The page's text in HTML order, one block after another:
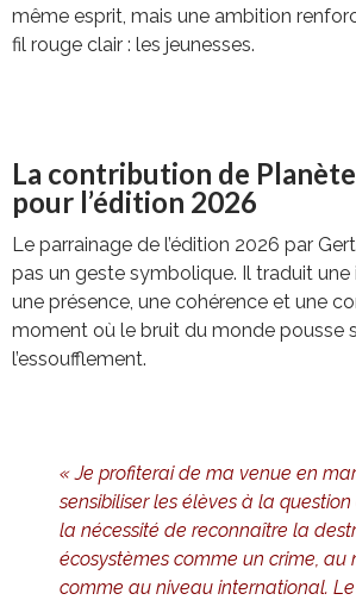
même esprit, mais une ambition
fil rouge clair : les jeunesses.
La contribution de
pour l’édition 2026
Le parrainage de l’édition 2026 par
pas un geste symbolique. Il traduit une
une présence, une cohérence et une
moment où le bruit du monde pousse
l’essoufflement.
« Je profiterai de ma venue en
sensibiliser les élèves à la
la nécessité de reconnaître la
écosystèmes comme un crime, au
comme au niveau international. Le